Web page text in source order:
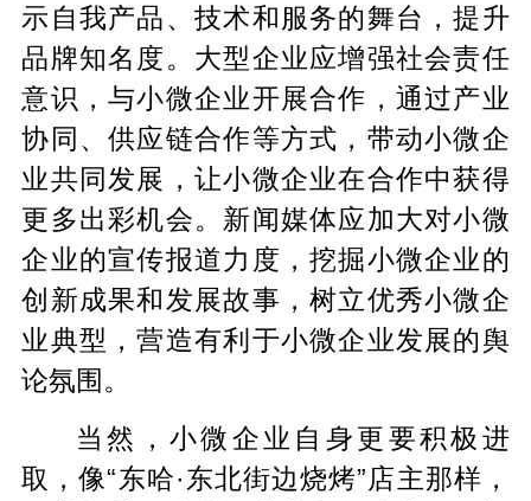
示自我产品、技术和服务的舞台，提升
品牌知名度。大型企业应增强社会责任
意识，与小微企业开展合作，通过产业
协同、供应链合作等方式，带动小微企
业共同发展，让小微企业在合作中获得
更多出彩机会。新闻媒体应加大对小微
企业的宣传报道力度，挖掘小微企业的
创新成果和发展故事，树立优秀小微企
业典型，营造有利于小微企业发展的舆
论氛围。
当然，小微企业自身更要积极进
取，像“东哈·东北街边烧烤”店主那样，